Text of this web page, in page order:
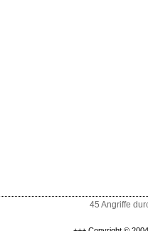
45 Angriffe